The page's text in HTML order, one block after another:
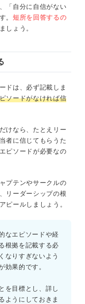
「自分に自信がない
。 短所を回答するの
しょう。
ドは、必ず記載しま
ソードがなければ信
けなら、たとえリー
者に信じてもらうた
ピソードが必要なの
プテンやサークルの
リーダーシップの根
ピールしましょう。
なエピソードや経
根拠を記載する必
なりすぎないよう
効果的です。
を目標とし、詳し
ようにしておきま